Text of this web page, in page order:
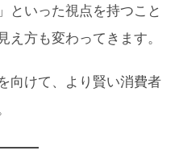
といった視点を持つこと
方も変わってきます。
向けて、より賢い消費者